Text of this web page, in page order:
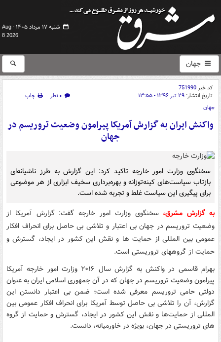
شنبه ۱۷ مرداد ۱۴۰۵ -
Aug
8 2026
جهان
کد خبر751990
تاریخ انتشار: ۲۹ تیر ۱۳۹۶ - ۱۳:۵۵ ۰ نظر
چاپ
جهان
واکنش ایران به گزارش آمریکا پیرامون وضعیت تروریسم در
جهان
سخنگوی وزارت امور خارجه تاکید کرد: این گزارش به طرز ناشیانه‌ای
بازتاب سیاست‌های کینه‌توزانه و بهره‌برداری سخیف ابزاری از هر موضوعی
برای پیگیری این سیاست غلط و تجربه شده است.
به گزارش مشرق، سخنگوی وزارت امور خارجه گفت: گزارش آمریکا از
وضعیت تروریسم در جهان بی اعتبار و تلاشی بی حاصل برای انحراف افکار
عمومی بین المللی از حمایت ها و نقش این کشور در ایجاد، گسترش و
حمایت از گروههای تروریستی است.
بهرام قاسمی در واکنش به گزارش سال ۲۰۱۶ وزارت امور خارجه آمریکا
پیرامون وضعیت تروریسم در جهان که در آن جمهوری اسلامی ایران به عنوان
دولتی حامی تروریسم معرفی شده است؛ ضمن بی اعتبار دانستن این
گزارش، آن را تلاشی بی حاصل توسط آمریکا برای انحراف افکار عمومی بین
المللی از حمایت‌ها و نقش این کشور در ایجاد، گسترش و حمایت از گروه
های تروریستی در جهان، بویژه در خاورمیانه، دانست.